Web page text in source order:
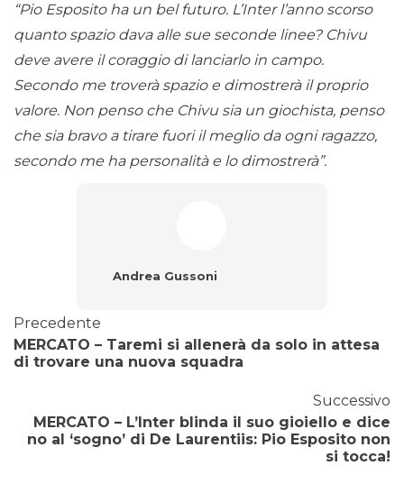
“Pio Esposito ha un bel futuro. L’Inter l’anno scorso
quanto spazio dava alle sue seconde linee? Chivu
deve avere il coraggio di lanciarlo in campo.
Secondo me troverà spazio e dimostrerà il proprio
valore. Non penso che Chivu sia un giochista, penso
che sia bravo a tirare fuori il meglio da ogni ragazzo,
secondo me ha personalità e lo dimostrerà”.
Andrea Gussoni
Precedente
MERCATO – Taremi si allenerà da solo in attesa
di trovare una nuova squadra
Successivo
MERCATO – L’Inter blinda il suo gioiello e dice
no al ‘sogno’ di De Laurentiis: Pio Esposito non
si tocca!